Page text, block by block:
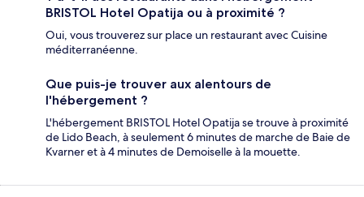
BRISTOL Hotel Opatija ou à proximité ?
Oui, vous trouverez sur place un restaurant avec Cuisine
méditerranéenne.
Que puis-je trouver aux alentours de
l'hébergement ?
L'hébergement BRISTOL Hotel Opatija se trouve à proximité
de Lido Beach, à seulement 6 minutes de marche de Baie de
Kvarner et à 4 minutes de Demoiselle à la mouette.